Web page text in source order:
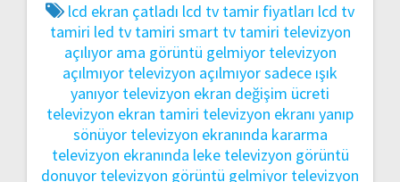
lcd ekran çatladı lcd tv tamir fiyatları lcd tv
tamiri led tv tamiri smart tv tamiri televizyon
açılıyor ama görüntü gelmiyor televizyon
açılmıyor televizyon açılmıyor sadece ışık
yanıyor televizyon ekran değişim ücreti
televizyon ekran tamiri televizyon ekranı yanıp
sönüyor televizyon ekranında kararma
televizyon ekranında leke televizyon görüntü
donuyor televizyon görüntü gelmiyor televizyon